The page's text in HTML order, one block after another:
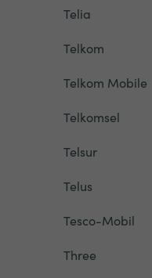
Telia
Telkom
Telkom Mobile
Telkomsel
Telsur
Telus
Tesco-Mobil
Three